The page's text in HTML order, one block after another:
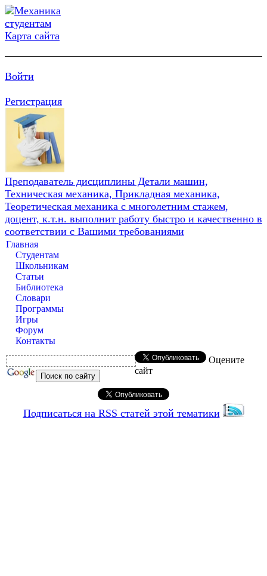
Карта сайта
Войти
Регистрация
Преподаватель дисциплины Детали машин,
Техническая механика, Прикладная механика,
Теоретическая механика с многолетним стажем,
доцент, к.т.н. выполнит работу быстро и качественно в
соответствии с Вашими требованиями
Главная
Студентам
Школьникам
Статьи
Библиотека
Словари
Программы
Игры
Форум
Контакты
Оцените
сайт
Подписаться на RSS статей этой тематики